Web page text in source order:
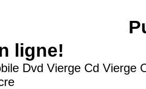
ligne!
Dvd Vierge Cd Vierge